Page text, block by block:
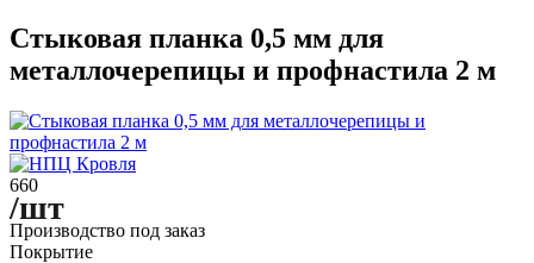
Стыковая планка 0,5 мм для
металлочерепицы и профнастила 2 м
660
/шт
Производство под заказ
Покрытие